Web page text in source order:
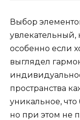
Выбор
особенно если
выглядел
пространства
уникальное, что
но при этом не